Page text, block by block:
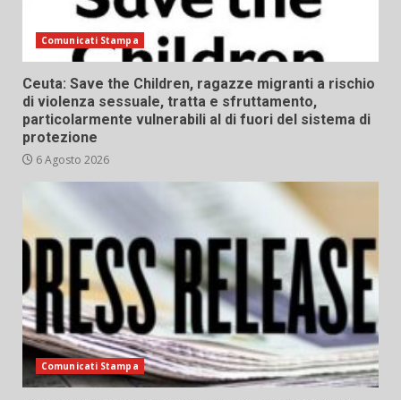
Comunicati Stampa
Ceuta: Save the Children, ragazze migranti a rischio
di violenza sessuale, tratta e sfruttamento,
particolarmente vulnerabili al di fuori del sistema di
protezione
6 Agosto 2026
Comunicati Stampa